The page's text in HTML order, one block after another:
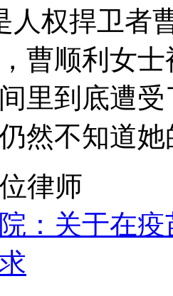
人权捍卫者
曹顺利女
里到底遭
然不知道
律师
：关于在